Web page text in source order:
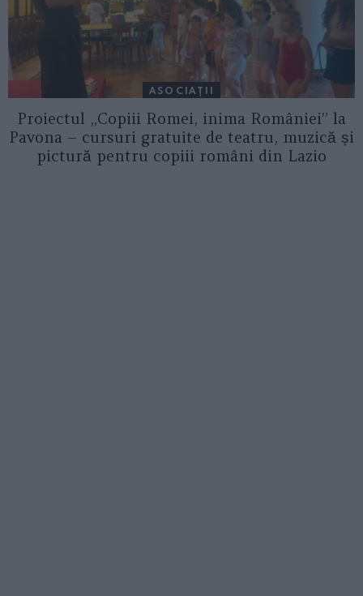
ASOCIAŢII
Proiectul „Copiii Romei, inima României” la
Pavona – cursuri gratuite de teatru, muzică și
pictură pentru copiii români din Lazio